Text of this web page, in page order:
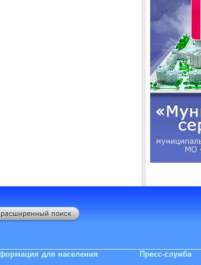
для населения Пресс-служба